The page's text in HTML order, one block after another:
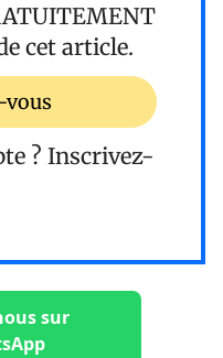
cet article.
vous
? Inscrivez-
sur